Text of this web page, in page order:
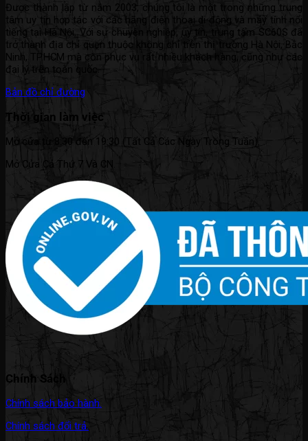
Được thành lập từ năm 2003, chúng tôi là một trong những trung
tâm uy tín hợp tác với các hãng điện thoại di động và máy tính nổi
tiếng tại Hà Nội. Với sự chuyên nghiệp, uy tín, trung tâm SC60S đã
trở thành địa chỉ quen thuộc không chỉ trên thị trường Hà Nội, Bắc
Ninh, TP.HCM mà còn phục vụ rất nhiều khách hàng, cũng như các
đại lý trên toàn quốc.
Bản đồ chỉ đường
Thời gian làm việc
Mở cửa từ 8:30 đến 19:30 (Tất Cả Các Ngày Trong Tuần).
Mở Cửa Cả Thứ 7 Và CN.
Chính Sách
Chính sách bảo hành.
Chính sách đổi trả.